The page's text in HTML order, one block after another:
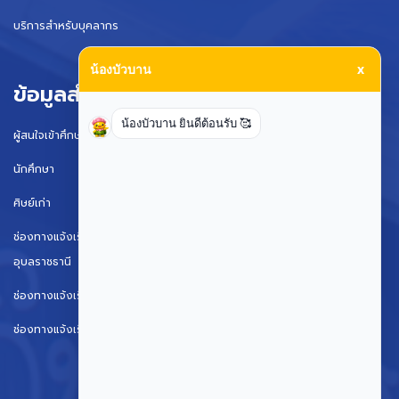
บริการสำหรับบุคลากร
ข้อมูลสำหรับ
ผู้สนใจเข้าศึกษา
นักศึกษา
ศิษย์เก่า
ช่องทางแจ้งเรื่องร้องเรียนการทุจริตและประพฤติมิชอบมหาวิทยาลัย
อุบลราชธานี
ช่องทางแจ้งเรื่องร้องเรียนการทุจริตและประพฤติมิชอบ (ป.ป.ช.)
ช่องทางแจ้งเรื่องร้องเรียนการทุจริตและประพฤติมิชอบ ป.ป.ท.
น้องบัวบาน x
น้องบัวบาน ยินดีต้อนรับ 🥰